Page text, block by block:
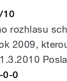
10
rozhlasu
2009,
0-0